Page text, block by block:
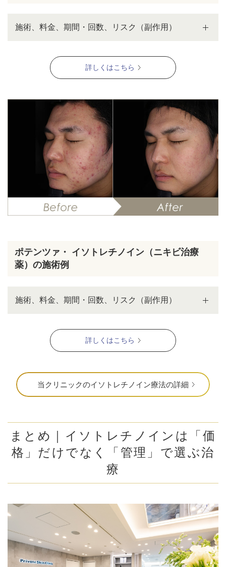
施術、料金、期間・回数、リスク（副作用）
詳しくはこちら
ポテンツァ・ イソトレチノイン（ニキビ治療
薬）の施術例
施術、料金、期間・回数、リスク（副作用）
詳しくはこちら
当クリニックのイソトレチノイン療法の詳細
まとめ｜イソトレチノインは「価
格」だけでなく「管理」で選ぶ治
療